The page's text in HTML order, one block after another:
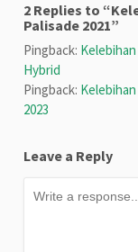
2 Replies to
Palisade 2021”
Pingback:
Hybrid
Pingback:
2023
Leave a Reply